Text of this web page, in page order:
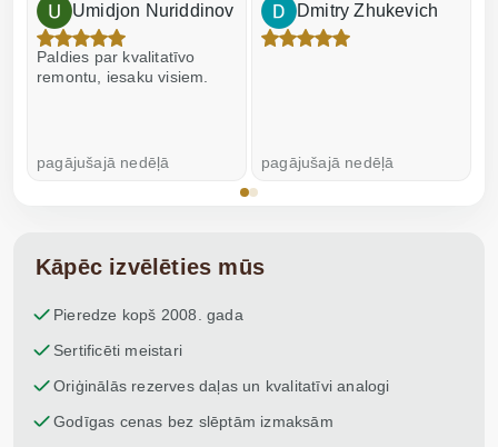
Umidjon Nuriddinov
Paldies par kvalitatīvo
remontu, iesaku visiem.
pagājušajā nedēļā
Dmitry Zhukevich
pagājušajā nedēļā
Kāpēc izvēlēties mūs
Pieredze kopš 2008. gada
Sertificēti meistari
Oriģinālās rezerves daļas un kvalitatīvi analogi
Godīgas cenas bez slēptām izmaksām